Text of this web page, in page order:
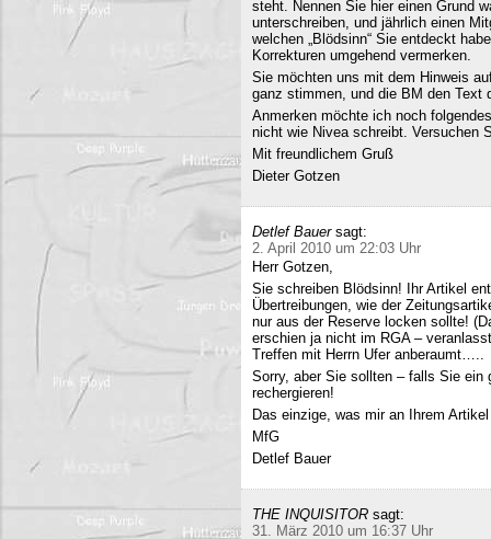
steht. Nennen Sie hier einen Grund
unterschreiben, und jährlich einen
welchen „Blödsinn“ Sie entdeckt
Korrekturen umgehend vermerken.
Sie möchten uns mit dem Hinweis
ganz stimmen, und die BM den Text
Anmerken möchte ich noch
nicht wie Nivea schreibt. Versuchen
Mit freundlichem Gruß
Dieter Gotzen
Detlef Bauer sagt:
2. April 2010 um 22:03 Uhr
Herr Gotzen,
Sie schreiben Blödsinn! Ihr Artikel
Übertreibungen, wie der
nur aus der Reserve locken sollte!
erschien ja nicht im RGA –
Treffen mit Herrn Ufer anberaumt…..
Sorry, aber Sie sollten – falls Sie ein
rechergieren!
Das einzige, was mir an Ihrem
MfG
Detlef Bauer
THE INQUISITOR sagt:
31. März 2010 um 16:37 Uhr